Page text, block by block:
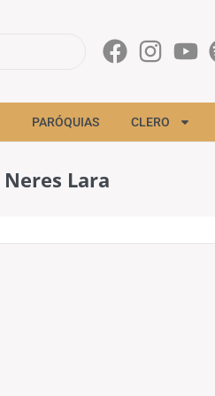
PARÓQUIAS CLERO
Neres Lara